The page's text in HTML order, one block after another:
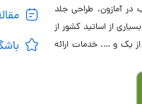
آمازون، طراحی جلد
از اساتید کشور از
از یک و …. خدمات ارائه